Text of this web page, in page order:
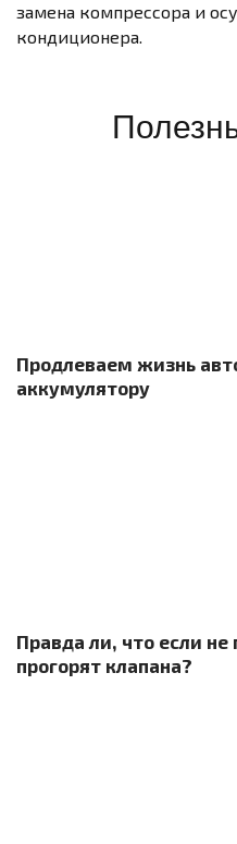
замена компрессора и
кондиционера.
Продлеваем жизнь
аккумулятору
Правда ли, что если
прогорят клапана?